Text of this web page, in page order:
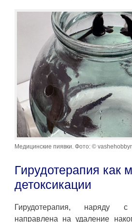
Медицинские пиявки. Фото: ©
Гирудотерапия как
детоксикации
Гирудотерапия, наряду с
направлена на удаление